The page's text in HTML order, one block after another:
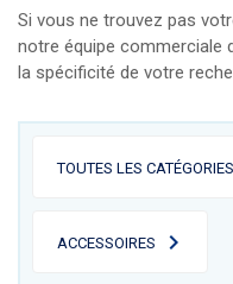
Si vous ne trouvez pas
notre équipe commerciale
la spécificité de votre
TOUTES LES CATÉGORIES
ACCESSOIRES